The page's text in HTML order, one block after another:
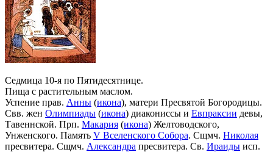
Седмица 10-я по Пятидесятнице.
Пища с растительным маслом.
Успение прав. Анны (икона), матери Пресвятой Богородицы.
Свв. жен Олимпиады (икона) диакониссы и Евпраксии девы,
Тавеннской. Прп. Макария (икона) Желтоводского,
Унженского. Память V Вселенского Собора. Сщмч. Николая
пресвитера. Сщмч. Александра пресвитера. Св. Ираиды исп.